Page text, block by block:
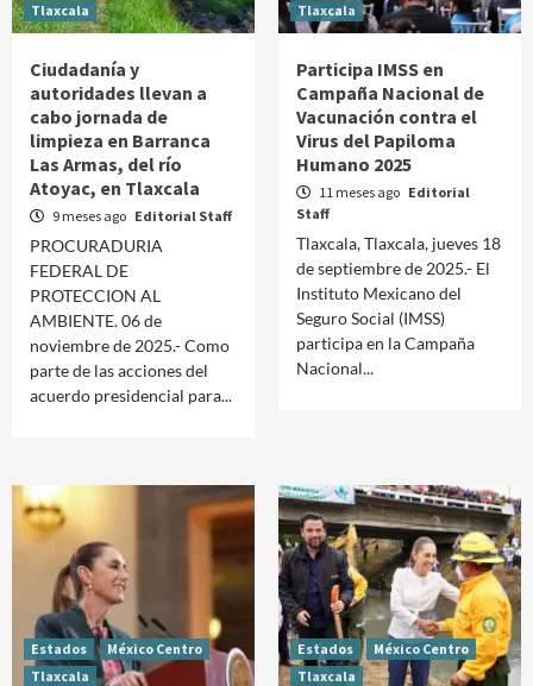
Tlaxcala
Ciudadanía y
autoridades llevan a
cabo jornada de
limpieza en Barranca
Las Armas, del río
Atoyac, en Tlaxcala
9 meses ago Editorial Staff
PROCURADURIA
FEDERAL DE
PROTECCION AL
AMBIENTE. 06 de
noviembre de 2025.- Como
parte de las acciones del
acuerdo presidencial para...
Tlaxcala
Participa IMSS en
Campaña Nacional de
Vacunación contra el
Virus del Papiloma
Humano 2025
11 meses ago Editorial
Staff
Tlaxcala, Tlaxcala, jueves 18
de septiembre de 2025.- El
Instituto Mexicano del
Seguro Social (IMSS)
participa en la Campaña
Nacional...
Estados
México Centro
Tlaxcala
Estados
México Centro
Tlaxcala